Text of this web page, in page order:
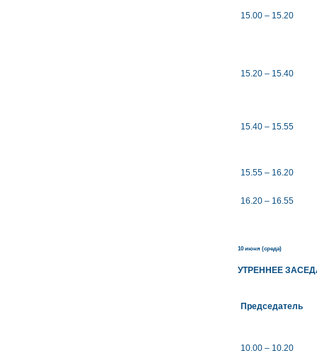
15.00 – 15.20
15.20 – 15.40
15.40 – 15.55
15.55 – 16.20
16.20 – 16.55
10 июня (среда)
УТРЕННЕЕ
Председатель
10.00 – 10.20